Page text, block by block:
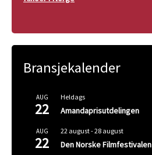
Bransjekalender
AUG
22
Heldags
Amandaprisutdelingen
AUG
22
22 august-28 august
Den Norske Filmfestivalen